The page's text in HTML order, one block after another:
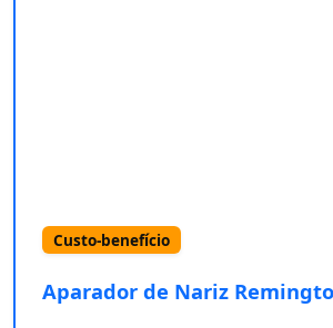
Custo-benefício
Aparador de Nariz